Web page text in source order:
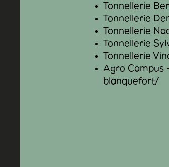
Tonnellerie
Tonnellerie
Tonnellerie
Tonnellerie
Tonnellerie
Agro Campus
blanquefort/